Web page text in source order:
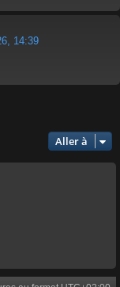
14:39
Aller à